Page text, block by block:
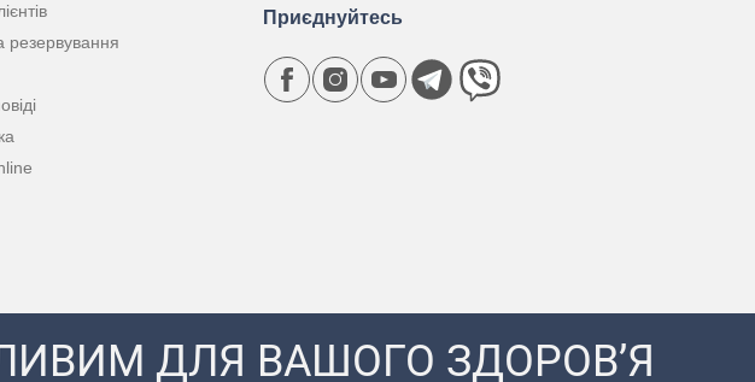
резервування
Приєднуйтесь
ДЛЯ ВАШОГО ЗДОРОВ’Я